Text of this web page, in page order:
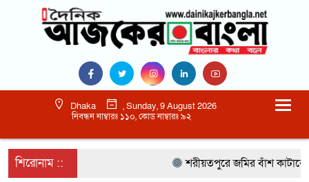
Dhaka
, Sunday, 9 August 2026
নিবন্ধন নাম্বারঃ ১১০, কোড নাম্বারঃ ৯২
শিরোনাম :: শরীয়তপুরে জমির বাঁশ কাটাকে